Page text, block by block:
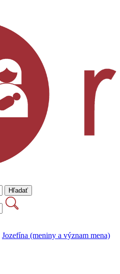
Jozefína (meniny a význam mena)